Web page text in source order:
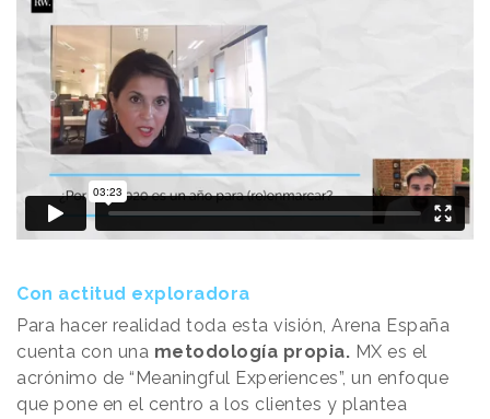
Con actitud exploradora
Para hacer realidad toda esta visión, Arena España
cuenta con una metodología propia. MX es el
acrónimo de “Meaningful Experiences”, un enfoque
que pone en el centro a los clientes y plantea